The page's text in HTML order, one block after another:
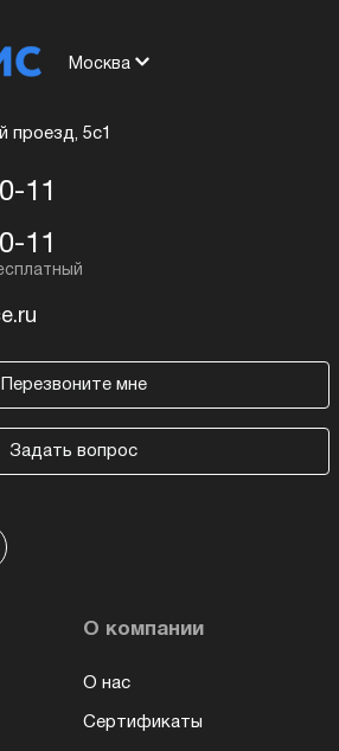
Москва
проезд, 5с1
11
11
Перезвоните мне
Задать вопрос
О компании
О нас
Сертификаты